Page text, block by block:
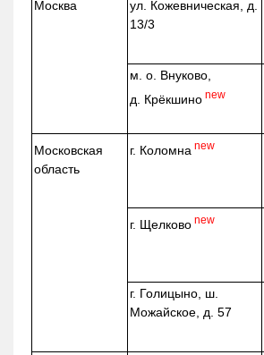
Москва ул. Кожевническая, д.
13/3
м. о. Внуково,
д. Крёкшино new
Московская
область
г. Коломна new
г. Щелково new
г. Голицыно, ш.
Можайское, д. 57